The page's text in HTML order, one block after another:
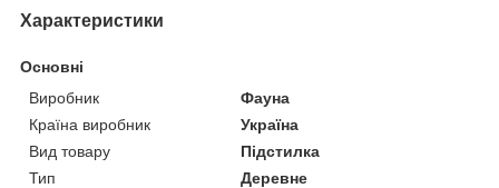
Характеристики
Основні
Виробник
Фауна
Країна виробник
Україна
Вид товару
Підстилка
Тип
Деревне